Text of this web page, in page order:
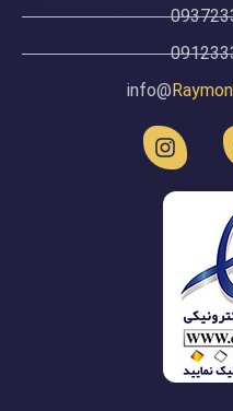
info@